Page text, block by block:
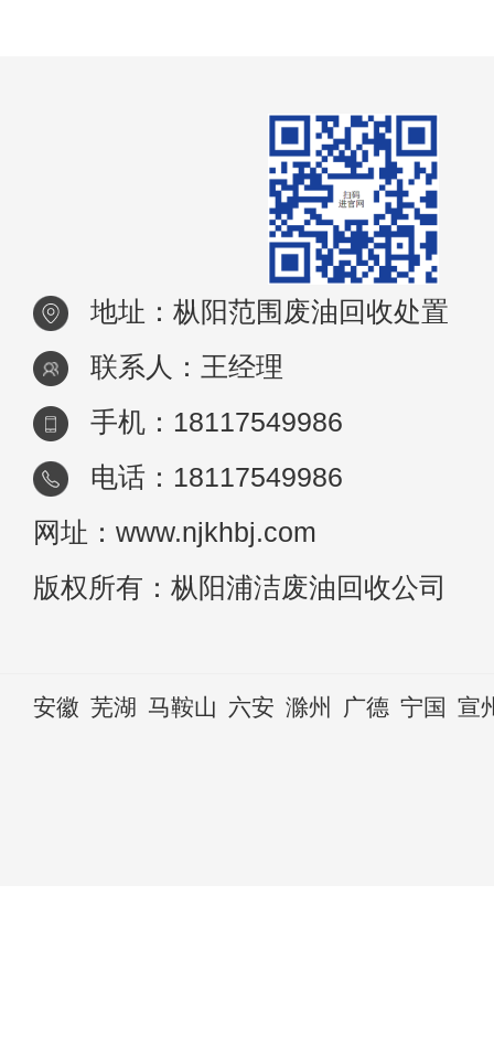
地址：枞阳范围废油回收处置
联系人：王经理
手机：18117549986
电话：18117549986
网址：www.njkhbj.com
版权所有：枞阳浦洁废油回收公司
安徽 芜湖 马鞍山 六安 滁州 广德 宁国 宣